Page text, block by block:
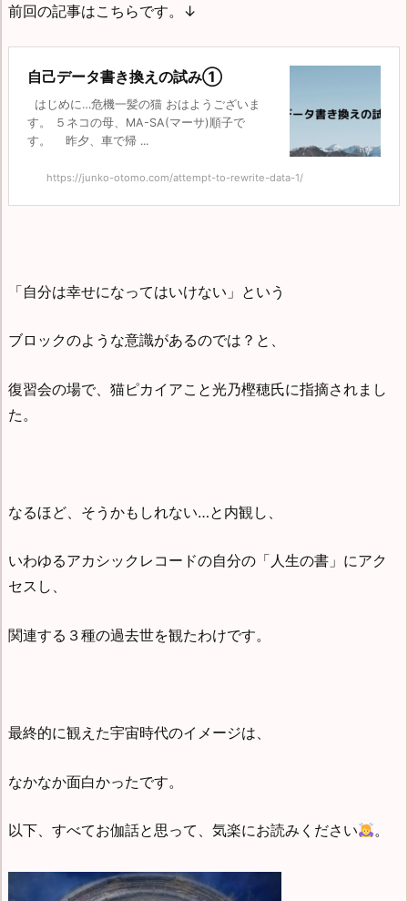
前回の記事はこちらです。↓
自己データ書き換えの試み①
はじめに…危機一髪の猫 おはようございま
す。 ５ネコの母、MA-SA(マーサ)順子で
す。 昨夕、車で帰 ...
https://junko-otomo.com/attempt-to-rewrite-data-1/
「自分は幸せになってはいけない」という
ブロックのような意識があるのでは？と、
復習会の場で、猫ピカイアこと光乃樫穂氏に指摘されまし
た。
なるほど、そうかもしれない…と内観し、
いわゆるアカシックレコードの自分の「人生の書」にアク
セスし、
関連する３種の過去世を観たわけです。
最終的に観えた宇宙時代のイメージは、
なかなか面白かったです。
以下、すべてお伽話と思って、気楽にお読みください 。